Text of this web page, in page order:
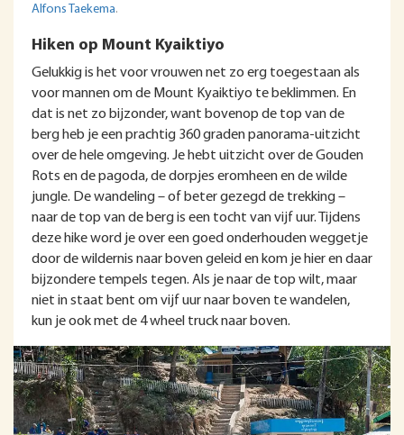
Alfons Taekema.
Hiken op Mount Kyaiktiyo
Gelukkig is het voor vrouwen net zo erg toegestaan als
voor mannen om de Mount Kyaiktiyo te beklimmen. En
dat is net zo bijzonder, want bovenop de top van de
berg heb je een prachtig 360 graden panorama-uitzicht
over de hele omgeving. Je hebt uitzicht over de Gouden
Rots en de pagoda, de dorpjes eromheen en de wilde
jungle. De wandeling – of beter gezegd de trekking –
naar de top van de berg is een tocht van vijf uur. Tijdens
deze hike word je over een goed onderhouden weggetje
door de wildernis naar boven geleid en kom je hier en daar
bijzondere tempels tegen. Als je naar de top wilt, maar
niet in staat bent om vijf uur naar boven te wandelen,
kun je ook met de 4 wheel truck naar boven.